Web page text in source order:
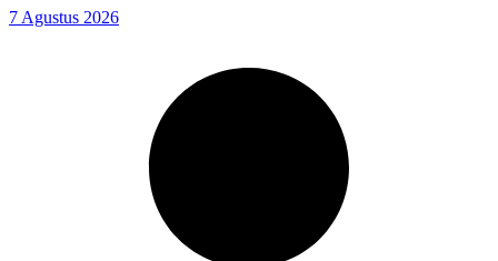
7 Agustus 2026